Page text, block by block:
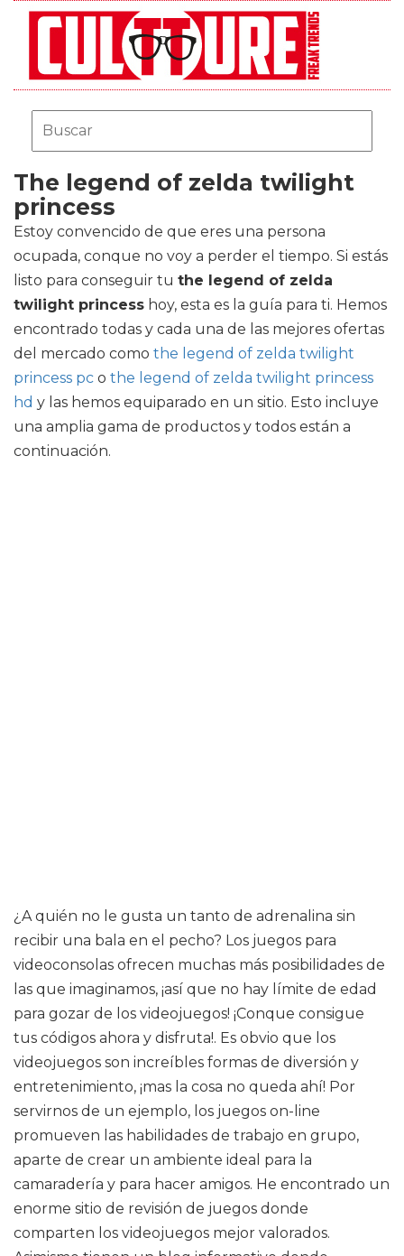
The legend of zelda twilight
princess
Estoy convencido de que eres una persona
ocupada, conque no voy a perder el tiempo. Si estás
listo para conseguir tu the legend of zelda
twilight princess hoy, esta es la guía para ti. Hemos
encontrado todas y cada una de las mejores ofertas
del mercado como the legend of zelda twilight
princess pc o the legend of zelda twilight princess
hd y las hemos equiparado en un sitio. Esto incluye
una amplia gama de productos y todos están a
continuación.
¿A quién no le gusta un tanto de adrenalina sin
recibir una bala en el pecho? Los juegos para
videoconsolas ofrecen muchas más posibilidades de
las que imaginamos, ¡así que no hay límite de edad
para gozar de los videojuegos! ¡Conque consigue
tus códigos ahora y disfruta!. Es obvio que los
videojuegos son increíbles formas de diversión y
entretenimiento, ¡mas la cosa no queda ahí! Por
servirnos de un ejemplo, los juegos on-line
promueven las habilidades de trabajo en grupo,
aparte de crear un ambiente ideal para la
camaradería y para hacer amigos. He encontrado un
enorme sitio de revisión de juegos donde
comparten los videojuegos mejor valorados.